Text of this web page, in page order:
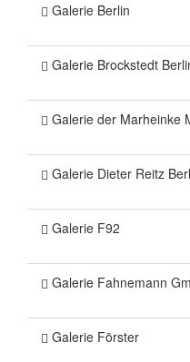
Galerie Berlin
Galerie Brockstedt
Galerie der Marheinke
Galerie Dieter Reitz
Galerie F92
Galerie Fahnemann
Galerie Förster